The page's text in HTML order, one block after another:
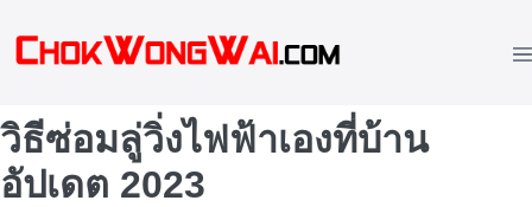
วิธีซ่อมลู่วิ่งไฟฟ้าเองที่บ้าน
อัปเดต 2023